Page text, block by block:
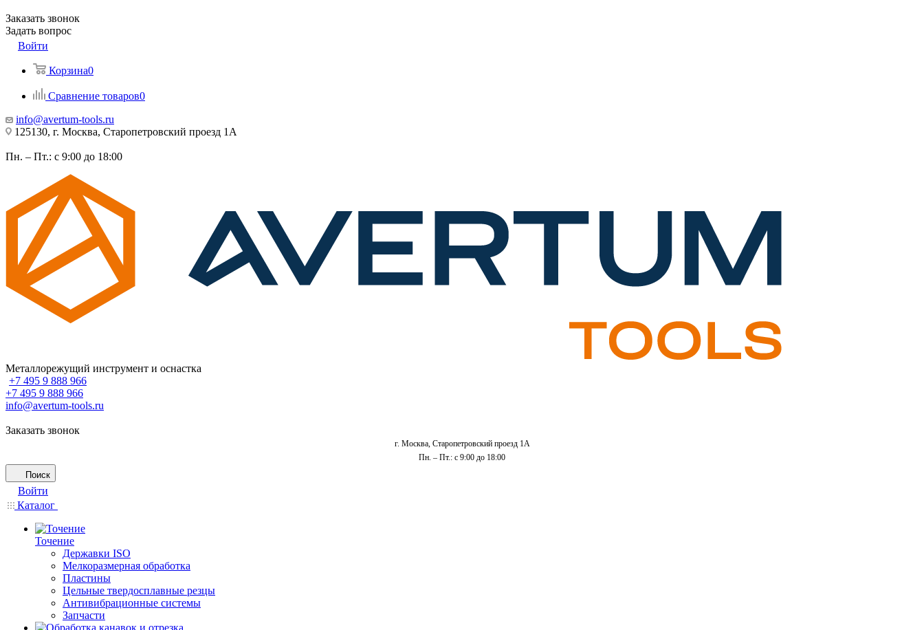
Заказать звонок
Задать вопрос
Войти
Корзина0
Сравнение товаров0
info@avertum-tools.ru
125130, г. Москва, Старопетровский проезд 1А
Пн. – Пт.: с 9:00 до 18:00
Металлорежущий инструмент и оснастка
+7 495 9 888 966
+7 495 9 888 966
info@avertum-tools.ru
Заказать звонок
г. Москва, Старопетровский проезд 1А
Пн. – Пт.: с 9:00 до 18:00
Поиск
Войти
Каталог
Точение
Державки ISO
Мелкоразмерная обработка
Пластины
Цельные твердосплавные резцы
Антивибрационные системы
Запчасти